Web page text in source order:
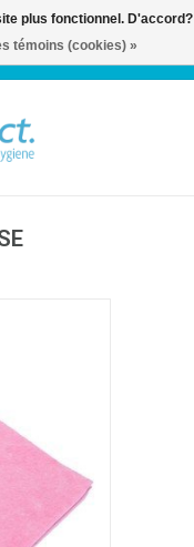
0 Articles
plus fonctionnel. D'accord?
témoins (cookies) »